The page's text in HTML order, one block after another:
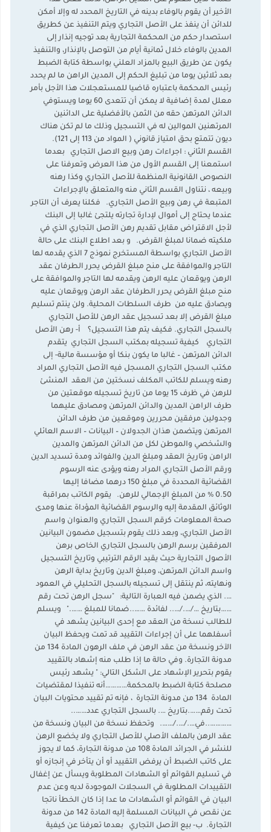
الأخير أن يقوم بالوفاء بدينه في التاريخ المحدد له وإلا أمكن
للدائن أن ينفذ على الأصل التجاري ويتم التنفيذ عن كطريق
استصدار حكم من المحكمة التجارية بعد توجيه إنذار إلى
المدين بالوفاء خلال ثمانية أيام من التوصل بالإنذار، والتنفيذ
يكون عن طريق البيع بالمزاد العلني بواسطة كتابة الضبط
بعد ثلاثين يوما من تبليغ الحكم إلى المدين الراهن ما لم يحدد
رئيس المحكمة باعتباره قاضيا للمستعجلات هذا الأجل بأمر
معلل لمدة إضافية لا يمكن أن تتعدى 60 يوما ويستوفي
الدائن المرتهن حقه من الثمن بالأفضلية على الدائنين
المرتهنين الموالين له في التسجيل وذلك ما لم تكن هناك
ديون تتمتع بحق امتياز قانوني ( المواد من 113 إلى 121).
القسم الثاني : اجراءات رهن وبيع الاصل التجاري بعدما
استمعنا إلى القسم الأول من هذا العرض وتعرفنا على
النصوص القانونية المنظمة للأصل التجاري وكذا رهنه
وبيعه ، نتناول القسم الثاني منه والمتعلق بالإجراءات
المتبعة في رهن وبيع الأصل التجاري. فكلنا يعرف أن التاجر
عندما يحتاج إلى أموال لإدارة تجارته يلتجئ غالبا إلى البنك
لأجل الاقتراض مقابل تقديم رهن الأصل التجاري الذي في
ملكيته ضمانا لمبلغ القرض. و بعد اطلاع البنك على حالة
الأصل التجاري بواسطة المستخرج نموذج 7 الذي يقدمه لها
التاجر والموافقة على منح مبلغ القرض يحرر الطرفان عقد
الرهن ويوقعان عليه الرهن ويقدمه لها التاجر والموافقة على
منح مبلغ القرض يحرر الطرفان عقد الرهن ويوقعان عليه
ويصادق عليه من طرف السلطات المحلية. ولن ينتم تسليم
مبلغ القرض إلا بعد تسجيل عقد الرهن للأصل التجاري
بالسجل التجاري. فكيف يتم هذا التسجيل؟ أ‌- رهن الأصل
التجاري كيفية تسجيله بمكتب السجل التجاري يتقدم
الدائن المرتهن – غالبا ما يكون بنكا أو مؤسسة مالية- إلى
مكتب السجل التجاري المسجل فيه الأصل التجاري المراد
رهنه ويسلم للكاتب المكلف نسختين من العقد المنشئ
للرهن في ظرف 15 يوما من تاريخ تسجيله موقعتين من
طرف الراهن المدين والدائن المرتهن ومصادق عليهما
وجدولين مرفقين محررين وموقعين من طرف الدائن
المرتهن ويتضمن هذان الجدولان – البيانات – الاسم العائلي
والشخصي والموطن لكل من الدائن المرتهن والمدين
الراهن وتاريخ العقد ومبلغ الدين والفوائد ومدة تسديد الدين
ورقم الأصل التجاري المراد رهنه ويؤدى عنه الرسوم
القضائية المحددة في مبلغ 150 درهما مضافا إليها
0.50 % من المبلغ الإجمالي للرهن. يقوم الكاتب بمراقبة
الوثائق المقدمة إليه والرسوم القضائية المؤداة عنها ومدى
صحة المعلومات كرقم السجل التجاري والعنوان واسم
الأصل التجاري، وبعد ذلك يقوم بتسجيل مضمون البيانين
المرفقين برسم الرهن بالسجل التجاري الخاص برهن
الأصول التجارية حيث يقيد الرقم الترتيبي وتاريخ التسجيل
واسم الدائن المرتهن، ومبلغ الدين وتاريخ بداية الرهن
ونهايته، ثم ينتقل إلى تسجيله بالسجل التحليلي في العمود
…. الذي يضمن فيه العبارة التالية: "سجل الرهن تحت رقم
……بتاريخ …/…./….. لفائدة ……..ضمانا للمبلغ ……." ويسلم
للطالب نسخة من العقد مع إحدى البيانين يشهد في
أسفلهما على أن إجراءات التقييد قد تمت ويحفظ البيان
الآخر ونسخة من عقد الرهن في ملف الرهون المادة 134 من
مدونة التجارة. وفي حالة ما إذا طلب منه إشهاد بالتقييد
يقوم بتحرير الإشهاد على الشكل التالي: " يشهد رئيس
مصلحة كتابة الضبط بالمحكمة…………أنه تنفيذا لمقتضيات
المادة 134 من مدونة التجارة ، فإنه تم تقييد محتويات البيان
تحت رقم…….بتاريخ …. بالسجل التجاري عدد……..
…………..في…./…./……. وتحفظ نسخة من البيان ونسخة من
عقد الرهن بالملف الأصلي للأصل التجاري ولا يخضع الرهن
للنشر في الجرائد المادة 108 من مدونة التجارة، كما لا يجوز
على كاتب الضبط أن يرفض التقييد أو أن يتأخر في إنجازه أو
في تسليم القوائم أو الشهادات المطلوبة ويسأل عن إغفال
التقييدات المطلوبة في السجلات الموجودة لديه وعن عدم
البيان في القوائم أو الشهادات ما عدا إذا كان الخطأ ناتجا
عن نقص في البيانات المسلمة إليه المادة 142 من مدونة
التجارة. ب‌- بيع الأصل التجاري بعدما تعرفنا عن كيفية